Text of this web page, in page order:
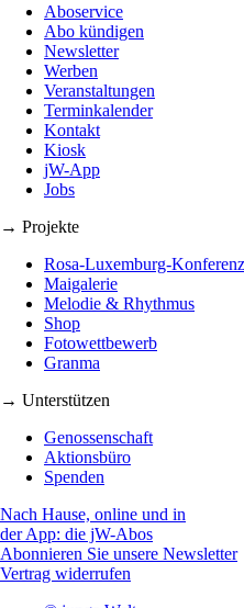
Aboservice
Abo kündigen
Newsletter
Werben
Veranstaltungen
Terminkalender
Kontakt
Kiosk
jW-App
Jobs
→ Projekte
Rosa-Luxemburg-Konferenz
Maigalerie
Melodie & Rhythmus
Shop
Fotowettbewerb
Granma
→ Unterstützen
Genossenschaft
Aktionsbüro
Spenden
Nach Hause, online und in
der App: die jW-Abos
Abonnieren Sie unsere Newsletter
Vertrag widerrufen